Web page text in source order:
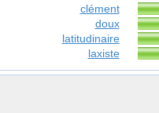
clément
doux
latitudinaire
laxiste